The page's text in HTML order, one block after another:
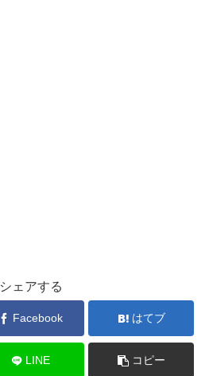
シェアする
Facebook はてブ
LINE コピー